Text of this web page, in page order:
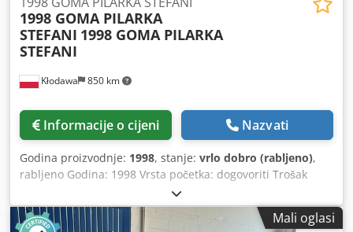
Kłodawa 850 km
1998 GOMA PILARKA
STEFANI 1998 GOMA PILARKA
STEFANI
Informacije o cijeni Nazvati
Godina proizvodnje: 1998, stanje: vrlo dobro (rabljeno),
rabljeno Godina: 1998 Vrsta početka: dogovoriti Trošak
isporuke: Poklopac kupca Uvjeti isporuke: VLASNA PRIJAVA
Kategorija: Testere u Poljskoj Podkategorija: Uzdužne pile
za furniranje Dkodpod I Id Hsfx Anzsr
Mali oglasi